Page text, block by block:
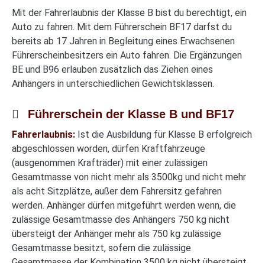
Mit der Fahrerlaubnis der Klasse B bist du berechtigt, ein
Auto zu fahren. Mit dem Führerschein BF17 darfst du
bereits ab 17 Jahren in Begleitung eines Erwachsenen
Führerscheinbesitzers ein Auto fahren. Die Ergänzungen
BE und B96 erlauben zusätzlich das Ziehen eines
Anhängers in unterschiedlichen Gewichtsklassen.
Führerschein der Klasse B und BF17
Fahrerlaubnis: Ist die Ausbildung für Klasse B erfolgreich
abgeschlossen worden, dürfen Kraftfahrzeuge
(ausgenommen Krafträder) mit einer zulässigen
Gesamtmasse von nicht mehr als 3500kg und nicht mehr
als acht Sitzplätze, außer dem Fahrersitz gefahren
werden. Anhänger dürfen mitgeführt werden wenn, die
zulässige Gesamtmasse des Anhängers 750 kg nicht
übersteigt der Anhänger mehr als 750 kg zulässige
Gesamtmasse besitzt, sofern die zulässige